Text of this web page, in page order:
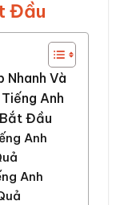
Đầu
Nhanh Và
Anh
Đầu
Anh
Anh